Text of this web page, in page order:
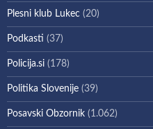
Plesni klub Lukec (20)
Podkasti (37)
Policija.si (178)
Politika Slovenije (39)
Posavski Obzornik (1.062)